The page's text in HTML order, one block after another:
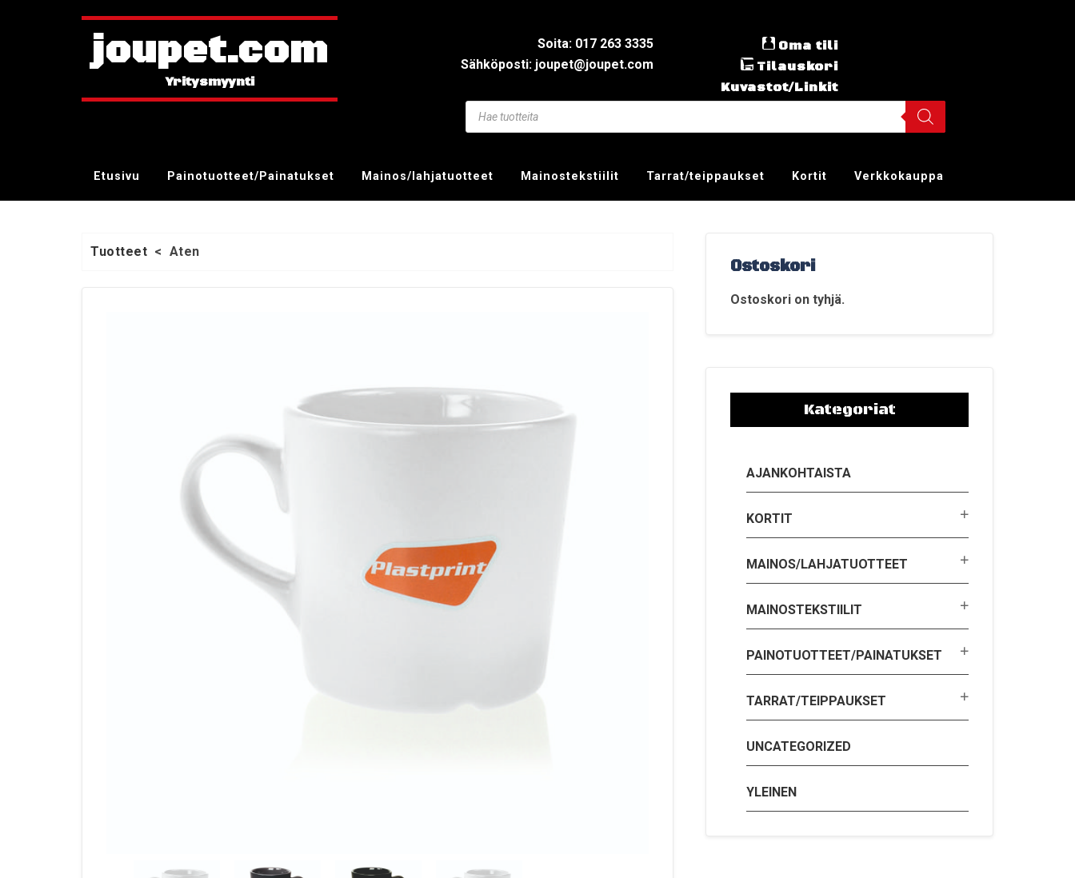
joupet.com
Soita: 017 263 3335
Sähköposti: joupet@joupet.com
Oma tili
Tilauskori
Kuvastot/Linkit
Etusivu Painotuotteet/Painatukset Mainos/lahjatuotteet Mainostekstiilit Tarrat/teippaukset Kortit Verkkokauppa
Tuotteet < Aten
Ostoskori
Ostoskori on tyhjä.
Kategoriat
AJANKOHTAISTA
KORTIT
MAINOS/LAHJATUOTTEET
MAINOSTEKSTIILIT
PAINOTUOTTEET/PAINATUKSET
TARRAT/TEIPPAUKSET
UNCATEGORIZED
YLEINEN